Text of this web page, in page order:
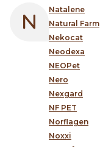
Natalene
Natural Farm
Nekocat
Neodexa
NEOPet
Nero
Nexgard
NF PET
Norflagen
Noxxi